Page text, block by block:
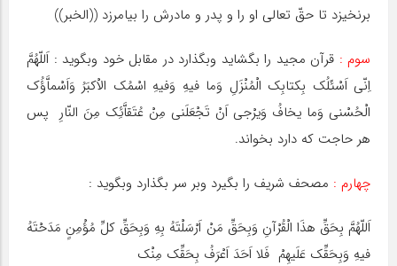
برنخیزد تا حقّ تعالى او را و پدر و مادرش را بیامرزد ((الخبر))
سوم : قرآن مجید را بگشاید وبگذارد در مقابل خود وبگوید : اَللّهُمَّ
اِنّى اَسْئَلُک بِکتابِک الْمُنْزَلِ وَما فیهِ وَفیهِ اسْمُک الاْکبَرُ وَاَسْماَّؤُک
الْحُسْنى وَما یخافُ وَیرْجى اَنْ تَجْعَلَنى مِنْ عُتَقاَّئِک مِنَ النّارِ پس
هر حاجت که دارد بخواند.
چهارم : مصحف شریف را بگیرد وبر سر بگذارد وبگوید :
اَللّهُمَّ بِحَقِّ هذَا الْقُرْآنِ وَبِحَقِّ مَنْ اَرْسَلْتَهُ بِهِ وَبِحَقِّ کلِّ مُؤْمِنٍ مَدَحْتَهُ
فیهِ وَبِحَقِّک عَلَیهِمْ فَلا اَحَدَ اَعْرَفُ بِحَقِّک مِنْک